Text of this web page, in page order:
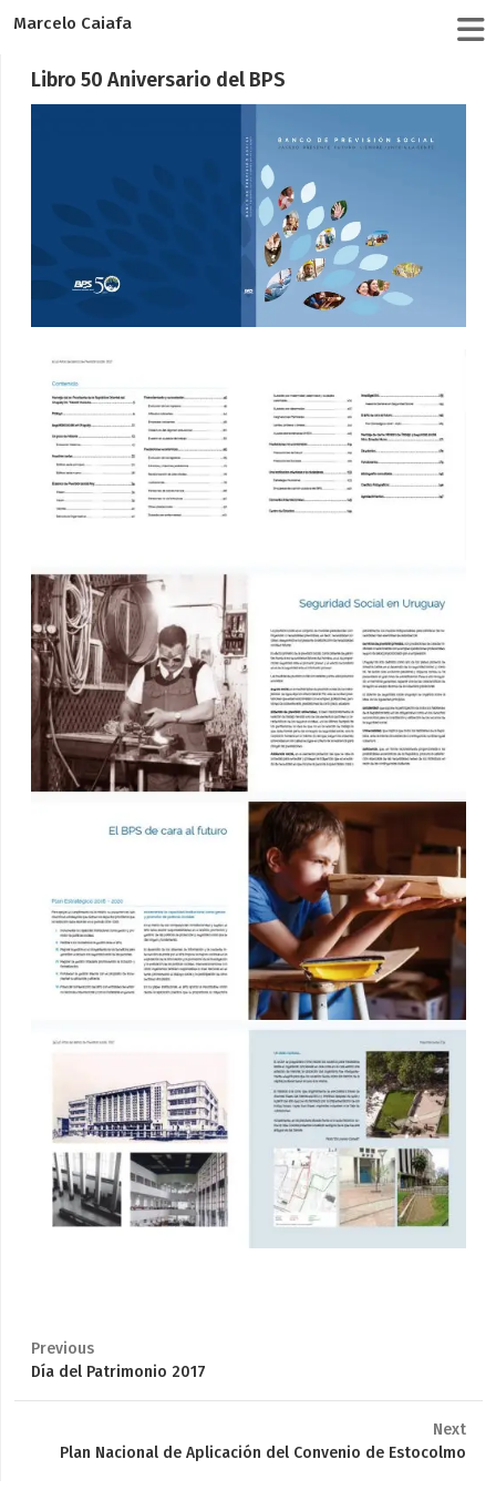
Marcelo Caiafa
Libro 50 Aniversario del BPS
Previous
Previous
Día del Patrimonio 2017
Next
NextPlan Nacional de Aplicación del Convenio de Estocolmo